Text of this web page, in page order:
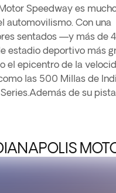
Speedway es
automovilismo. Con una
sentados —y más de
estadio deportivo más
el epicentro de la
las 500 Millas de
de su
única de coches
de que el ganador de
1936, cuando Louis
en un ritual
motores, sino también